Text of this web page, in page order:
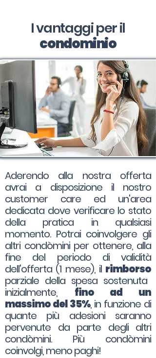
I vantaggi per il
condominio
Aderendo alla nostra offerta
avrai a disposizione il nostro
customer care ed un'area
dedicata dove verificare lo stato
della pratica in qualsiasi
momento. Potrai coinvolgere gli
altri condòmini per ottenere, alla
fine del periodo di validità
dell'offerta (1 mese), il rimborso
parziale della spesa sostenuta
inizialmente, fino ad un
massimo del 35%, in funzione di
quante più adesioni saranno
pervenute da parte degli altri
condòmini. Più condòmini
coinvolgi, meno paghi!